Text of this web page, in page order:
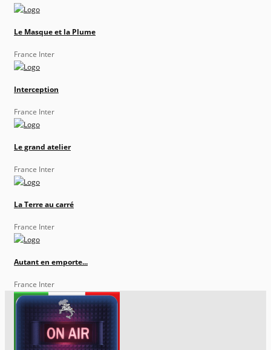
Le Masque et la Plume
France Inter
Interception
France Inter
Le grand atelier
France Inter
La Terre au carré
France Inter
Autant en emporte...
France Inter